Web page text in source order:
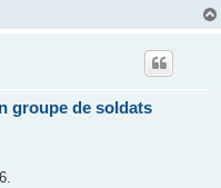
groupe de soldats